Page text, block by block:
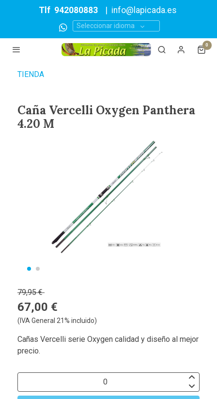
Tlf 942080883 info@lapicada.es
Seleccionar idioma
0
TIENDA
Caña Vercelli Oxygen Panthera
4.20 M
79,95 €
67,00 €
(IVA General 21% incluido)
Cañas Vercelli serie Oxygen calidad y diseño al mejor
precio.